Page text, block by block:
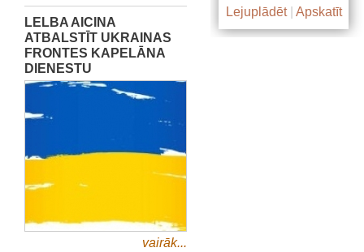
LELBA AICINA
ATBALSTĪT UKRAINAS
FRONTES KAPELĀNA
DIENESTU
vairāk...
Lejuplādēt| Apskatīt